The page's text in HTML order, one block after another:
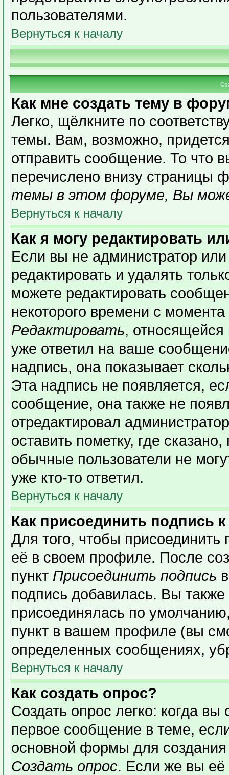
пользователями.
Вернуться к началу
Как мне создать тему в
Легко, щёлкните по
темы. Вам, возможно,
отправить сообщение. То что
перечислено внизу страницы
темы в этом форуме, Вы
Вернуться к началу
Как я могу редактировать
Если вы не администратор
редактировать и удалять
можете редактировать
некоторого времени с
Редактировать,
уже ответил на ваше
надпись, она показывает
Эта надпись не появляется,
сообщение, она также не
отредактировал
оставить пометку, где
обычные пользователи не
уже кто-то ответил.
Вернуться к началу
Как присоединить подпись
Для того, чтобы
её в своем профиле. После
пункт Присоединить подпись
подпись добавилась. Вы
присоединялась по
пункт в вашем профиле (вы
определенных сообщениях,
Вернуться к началу
Как создать опрос?
Создать опрос легко: когда вы
первое сообщение в теме,
основной формы для
Создать опрос. Если же вы её